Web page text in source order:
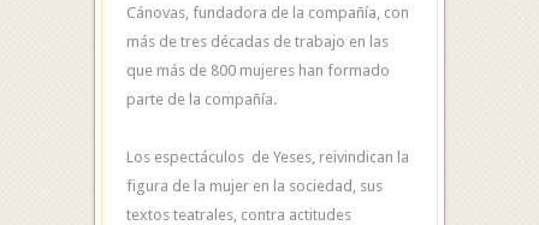
Cánovas, fundadora de la compañía, con
más de tres décadas de trabajo en las
que más de 800 mujeres han formado
parte de la compañía.
Los espectáculos de Yeses, reivindican la
figura de la mujer en la sociedad, sus
textos teatrales, contra actitudes